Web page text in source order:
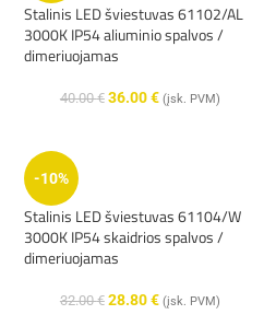
Stalinis LED šviestuvas 61102/AL
3000K IP54 aliuminio spalvos /
dimeriuojamas
40.00€ 36.00€ (įsk. PVM)
-10%
Stalinis LED šviestuvas 61104/W
3000K IP54 skaidrios spalvos /
dimeriuojamas
32.00€ 28.80€ (įsk. PVM)